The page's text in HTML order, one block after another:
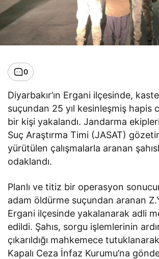
0
Diyarbakır’ın Ergani ilçesinde,
suçundan 25 yıl kesinleşmiş hapis
bir kişi yakalandı. Jandarma
Suç Araştırma Timi (JASAT)
yürütülen çalışmalarla aranan
odaklandı.
Planlı ve titiz bir operasyon
adam öldürme suçundan aranan
Ergani ilçesinde yakalanarak adli
edildi. Şahıs, sorgu işlemlerinin
çıkarıldığı mahkemece
Kapalı Ceza İnfaz Kurumu’na